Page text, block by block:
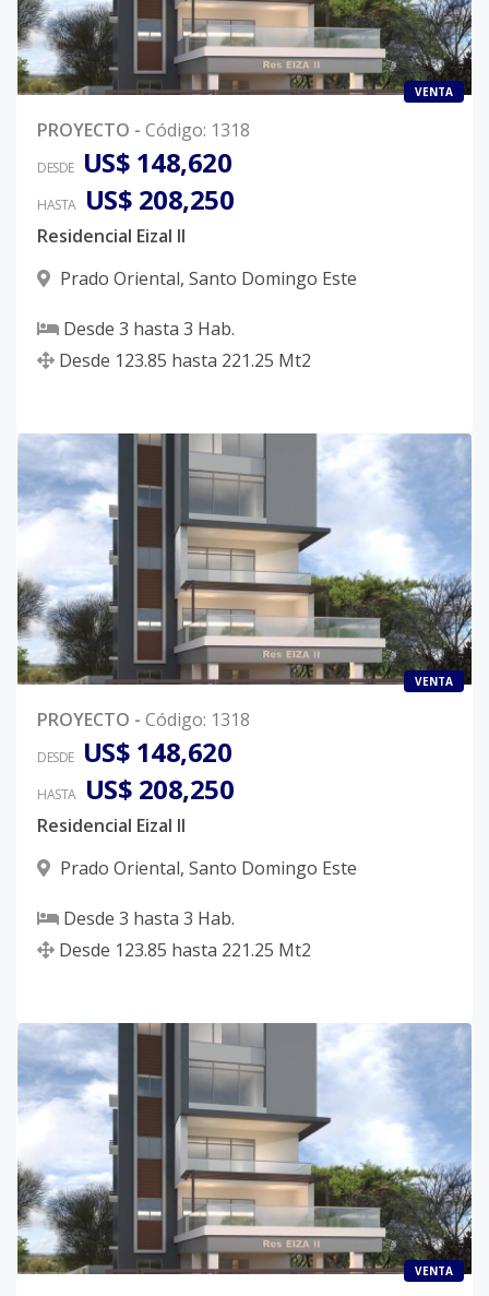
VENTA
PROYECTO - Código: 1318
DESDE US$ 148,620
HASTA US$ 208,250
Residencial Eizal ll
Prado Oriental, Santo Domingo Este
Desde 3 hasta 3 Hab.
Desde 123.85 hasta 221.25 Mt2
VENTA
PROYECTO - Código: 1318
DESDE US$ 148,620
HASTA US$ 208,250
Residencial Eizal ll
Prado Oriental, Santo Domingo Este
Desde 3 hasta 3 Hab.
Desde 123.85 hasta 221.25 Mt2
VENTA